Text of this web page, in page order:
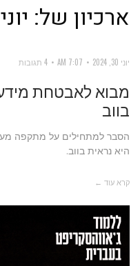
ארכיון של: יוני 30, 2024
יוני 30, 2024 7:07 AM 4 תגובות
בווב
היא נראית בווב.
קרא עוד ←